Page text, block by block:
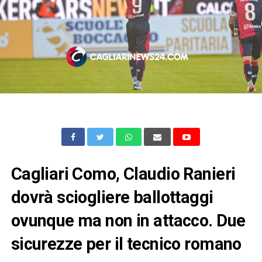
Cagliari Como, Claudio Ranieri
dovrà sciogliere ballottaggi
ovunque ma non in attacco. Due
sicurezze per il tecnico romano